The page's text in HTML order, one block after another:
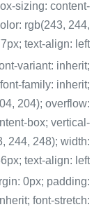
sizing: content-
rgb(243, 244,
text-align: left;">
variant: inherit;
family: inherit;
204); overflow:
box; vertical-
244, 248); width:
text-align: left;">
0px; padding:
font-stretch: